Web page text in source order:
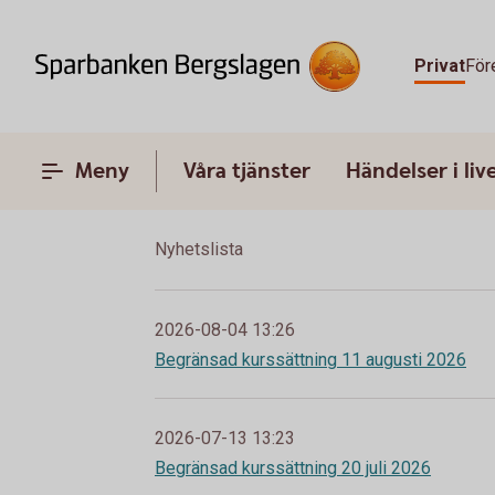
Privat
Meny Våra tjänster Händelser i
Nyhetslista
2026-08-04 13:26
Begränsad kurssättning 11 augusti 2026
2026-07-13 13:23
Begränsad kurssättning 20 juli 2026